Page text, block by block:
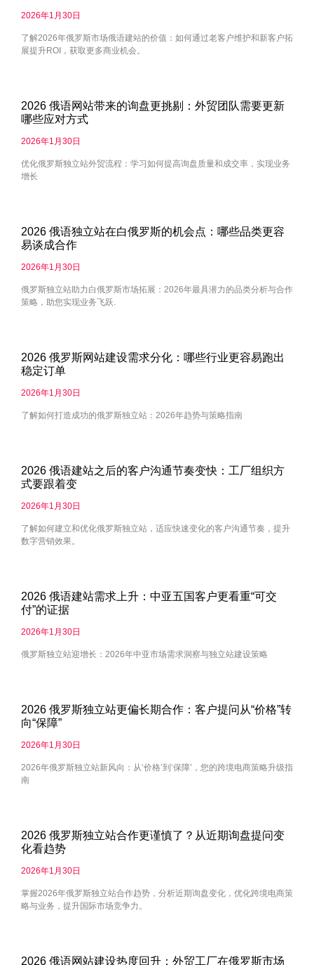
2026年1月30日
了解2026年俄罗斯市场俄语建站的价值：如何通过老客户维护和新客户拓
展提升ROI，获取更多商业机会。
2026 俄语网站带来的询盘更挑剔：外贸团队需要更新
哪些应对方式
2026年1月30日
优化俄罗斯独立站外贸流程：学习如何提高询盘质量和成交率，实现业务
增长
2026 俄语独立站在白俄罗斯的机会点：哪些品类更容
易谈成合作
2026年1月30日
俄罗斯独立站助力白俄罗斯市场拓展：2026年最具潜力的品类分析与合作
策略，助您实现业务飞跃.
2026 俄罗斯网站建设需求分化：哪些行业更容易跑出
稳定订单
2026年1月30日
了解如何打造成功的俄罗斯独立站：2026年趋势与策略指南
2026 俄语建站之后的客户沟通节奏变快：工厂组织方
式要跟着变
2026年1月30日
了解如何建立和优化俄罗斯独立站，适应快速变化的客户沟通节奏，提升
数字营销效果。
2026 俄语建站需求上升：中亚五国客户更看重“可交
付”的证据
2026年1月30日
俄罗斯独立站迎增长：2026年中亚市场需求洞察与独立站建设策略
2026 俄罗斯独立站更偏长期合作：客户提问从“价格”转
向“保障”
2026年1月30日
2026年俄罗斯独立站新风向：从‘价格’到‘保障’，您的跨境电商策略升级指
南
2026 俄罗斯独立站合作更谨慎了？从近期询盘提问变
化看趋势
2026年1月30日
掌握2026年俄罗斯独立站合作趋势，分析近期询盘变化，优化跨境电商策
略与业务，提升国际市场竞争力。
2026 俄语网站建设热度回升：外贸工厂在俄罗斯市场